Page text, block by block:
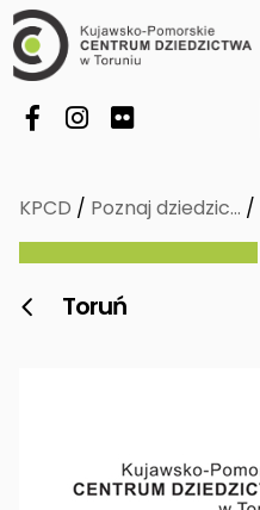
KPCD / Poznaj dziedzic… /
 Toruń